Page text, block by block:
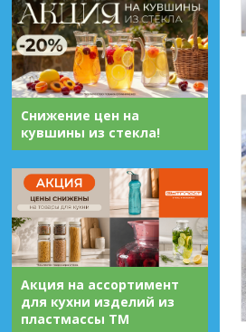
Снижение цен на
кувшины из стекла!
Акция на ассортимент
для кухни изделий из
пластмассы ТМ